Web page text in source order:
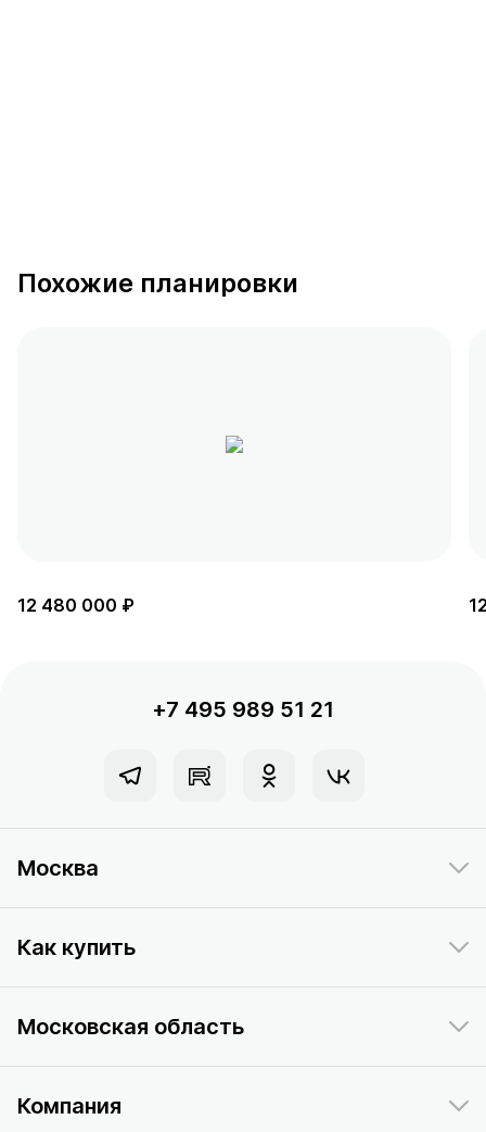
Похожие планировки
12 480 000 ₽
+7 495 989 51 21
Москва
Как купить
Московская область
Компания